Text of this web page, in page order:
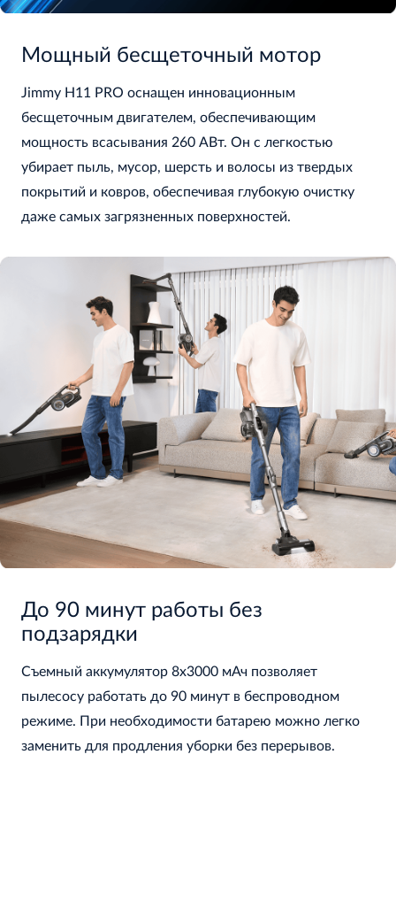
Мощный бесщеточный мотор
Jimmy H11 PRO оснащен инновационным
бесщеточным двигателем, обеспечивающим
мощность всасывания 260 АВт. Он с легкостью
убирает пыль, мусор, шерсть и волосы из твердых
покрытий и ковров, обеспечивая глубокую очистку
даже самых загрязненных поверхностей.
До 90 минут работы без
подзарядки
Съемный аккумулятор 8x3000 мАч позволяет
пылесосу работать до 90 минут в беспроводном
режиме. При необходимости батарею можно легко
заменить для продления уборки без перерывов.